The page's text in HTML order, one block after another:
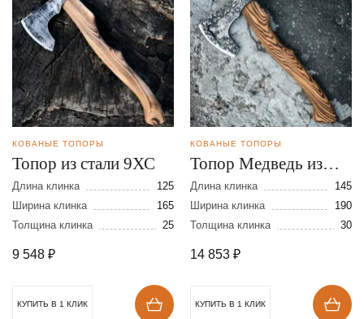
КОВАНЫЕ ТОПОРЫ
Топор из стали 9ХС
Длина клинка
125
Ширина клинка
165
Толщина клинка
25
9 548 ₽
КУПИТЬ В 1 КЛИК
КОВАНЫЕ ТОПОРЫ
Топор Медведь из
стали 9ХС с
художественным
оформлением
Длина клинка
145
Ширина клинка
190
Толщина клинка
30
14 853 ₽
КУПИТЬ В 1 КЛИК